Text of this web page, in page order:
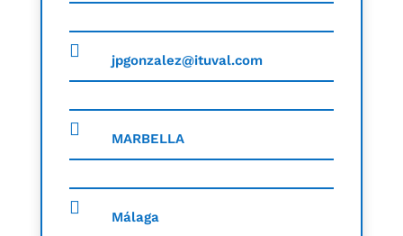
jpgonzalez@ituval.com
MARBELLA
Málaga